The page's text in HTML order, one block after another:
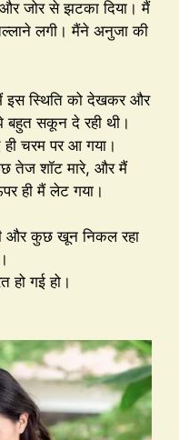
जोर से झटका दिया। मैं
लगी। मैंने अनुजा की
इस स्थिति को देखकर और
सकून दे रही थी।
चरम पर आ गया।
तेज शॉट मारे, और मैं
ही मैं लेट गया।
और कुछ खून निकल रहा
हो गई हो।